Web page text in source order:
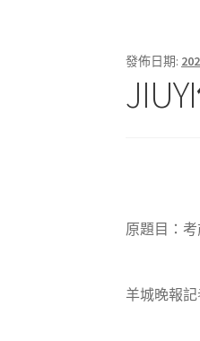
發佈日期:
原題目：
羊城晚報